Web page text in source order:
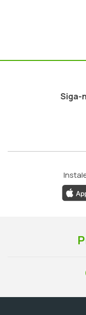
Siga-